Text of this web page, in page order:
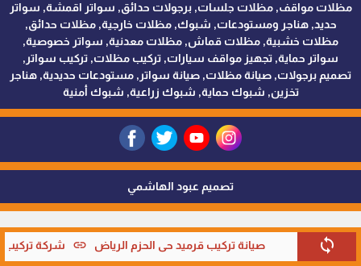
sync صيانة تركيب قرميد حي الحزم الرياض link شركة تركيب
مظلات مواقف, مظلات جلسات, برجولات حدائق, سواتر اقمشة, سواتر
حديد, هناجر ومستودعات, شبوك, مظلات خارجية, مظلات حدائق,
مظلات خشبية, مظلات قماش, مظلات معدنية, سواتر خصوصية,
سواتر حماية, تجهيز مواقف سيارات, تركيب مظلات, تركيب سواتر,
تصميم برجولات, صيانة مظلات, صيانة سواتر, مستودعات حديدية, هناجر
تخزين, شبوك حماية, شبوك زراعية, شبوك أمنية
تصميم عبود الهاشمي